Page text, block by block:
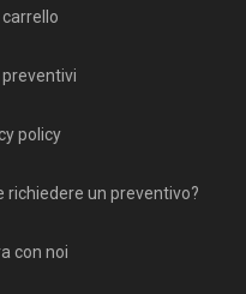
carrello
preventivi
policy
richiedere un preventivo?
con noi